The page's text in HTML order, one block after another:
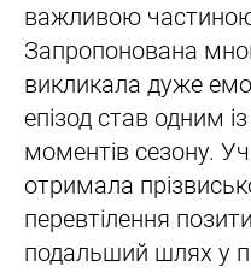
важливою частиною
Запропонована
викликала дуже
епізод став одним
моментів сезону.
отримала
перевтілення
подальший шлях у